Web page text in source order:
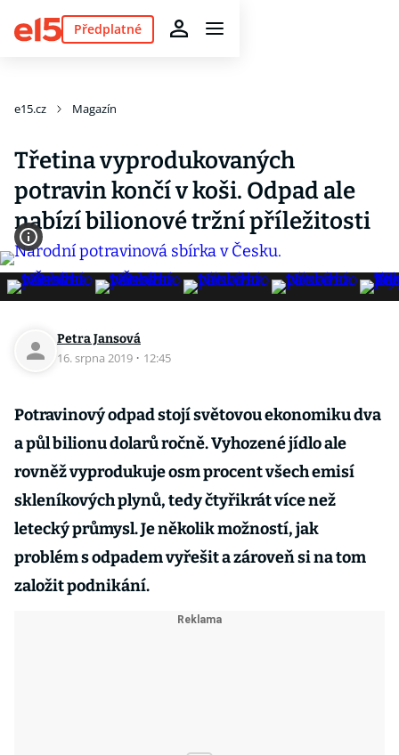
Předplatné
e15.cz Magazín
Třetina vyprodukovaných
potravin končí v koši. Odpad ale
nabízí bilionové tržní příležitosti
Petra Jansová
16. srpna 2019 · 12:45
Potravinový odpad stojí světovou ekonomiku dva
a půl bilionu dolarů ročně. Vyhozené jídlo ale
rovněž vyprodukuje osm procent všech emisí
skleníkových plynů, tedy čtyřikrát více než
letecký průmysl. Je několik možností, jak
problém s odpadem vyřešit a zároveň si na tom
založit podnikání.